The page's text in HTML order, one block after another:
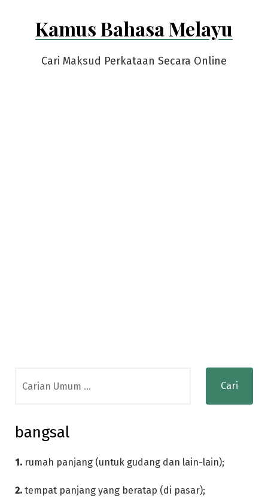
Kamus Bahasa Melayu
Cari Maksud Perkataan Secara Online
for:
bangsal
1. rumah panjang (untuk gudang dan lain-lain);
2. tempat panjang yang beratap (di pasar);